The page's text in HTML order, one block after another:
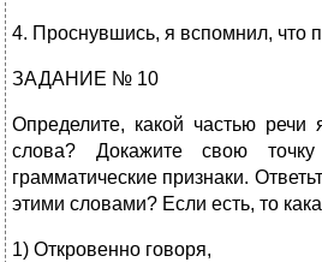
4. Проснувшись, я вспомнил, что
ЗАДАНИЕ № 10
Определите, какой частью
слова? Докажите свою
грамматические признаки.
этими словами? Если есть, то
1) Откровенно говоря,